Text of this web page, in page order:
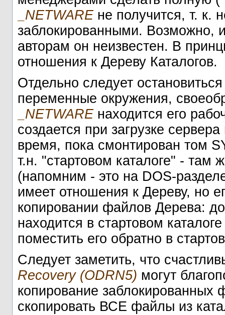
_NETWAREне получится, т. к.
заблокированными. Возможно,
авторам он неизвестен. В
отношения к Дереву Каталогов.
Отдельно следует
переменные окружения,
_NETWAREнаходится его
создается при загрузке
время, пока смонтирован том
т.н. "стартовом каталоге" - там
(напомним - это на DOS-
имеет отношения к Дереву, но
копировании файлов Дерева:
находится в стартовом
поместить его обратно в
Следует заметить, что
Recovery (ODRN5) могут
копирование заблокированных
скопировать ВСЕ файлы из